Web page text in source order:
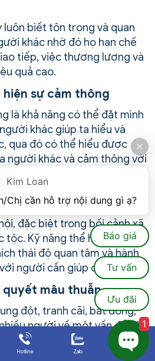
luôn biết tôn trọng và quan
khác nhờ đó họ hạn chế
tiếp, việc thương lượng và
quả cao.
hiện sự cảm thông
là khả năng có thể đặt mình
khác giúp ta hiểu và
qua đó có thể hiểu được
người khác và cảm thông với
của họ.
quan trọng trong việc tăng
và ứng xử, cải thiện mối
đặc biệt trong bối cảnh xã
tộc. Kỹ năng thể hiện sự cảm
thái độ quan tâm và hành
người cần giúp đỡ.
quyết mâu thuẫn
đột, tranh cãi, bất đồng,
người về một vấn đề nào
sống rất đa dạng và
khác nhau về quan điểm,
Hotline Zalo Ưu đãi
Kim Loan
Chị cần hỗ trợ nội dung gì ạ?
Báo giá
Tư vấn
Ưu đãi
1